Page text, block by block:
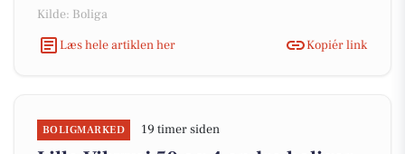
Kilde: Boliga
Læs hele artiklen her
Kopiér link
BOLIGMARKED 19 timer siden